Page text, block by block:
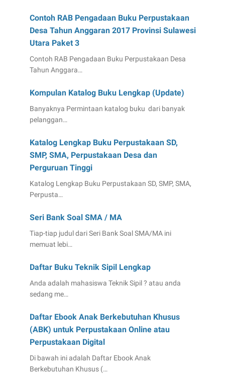
Contoh RAB Pengadaan Buku Perpustakaan
Desa Tahun Anggaran 2017 Provinsi Sulawesi
Utara Paket 3
Contoh RAB Pengadaan Buku Perpustakaan Desa
Tahun Anggara…
Kompulan Katalog Buku Lengkap (Update)
Banyaknya Permintaan katalog buku dari banyak
pelanggan…
Katalog Lengkap Buku Perpustakaan SD,
SMP, SMA, Perpustakaan Desa dan
Perguruan Tinggi
Katalog Lengkap Buku Perpustakaan SD, SMP, SMA,
Perpusta…
Seri Bank Soal SMA / MA
Tiap-tiap judul dari Seri Bank Soal SMA/MA ini
memuat lebi…
Daftar Buku Teknik Sipil Lengkap
Anda adalah mahasiswa Teknik Sipil ? atau anda
sedang me…
Daftar Ebook Anak Berkebutuhan Khusus
(ABK) untuk Perpustakaan Online atau
Perpustakaan Digital
Di bawah ini adalah Daftar Ebook Anak
Berkebutuhan Khusus (…